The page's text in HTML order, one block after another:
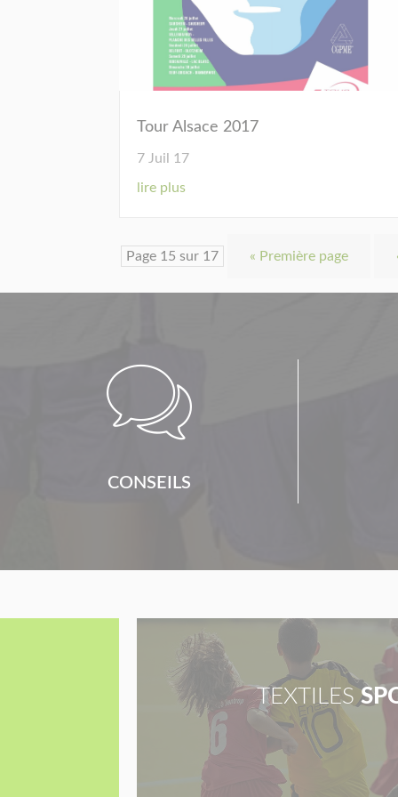
Tour Alsace 2017
7 Juil 17
lire plus
Page 15 sur 17 « Première page

CONSEILS
TEXTILES